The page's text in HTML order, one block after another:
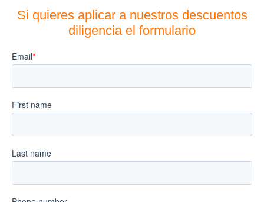
Si quieres aplicar a nuestros descuentos
diligencia el formulario